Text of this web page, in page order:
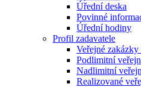
Úřední deska
Povinné
Úřední hodiny
Profil zadavatele
Veřejné zakázky
Podlimitní
Nadlimitní
Realizované